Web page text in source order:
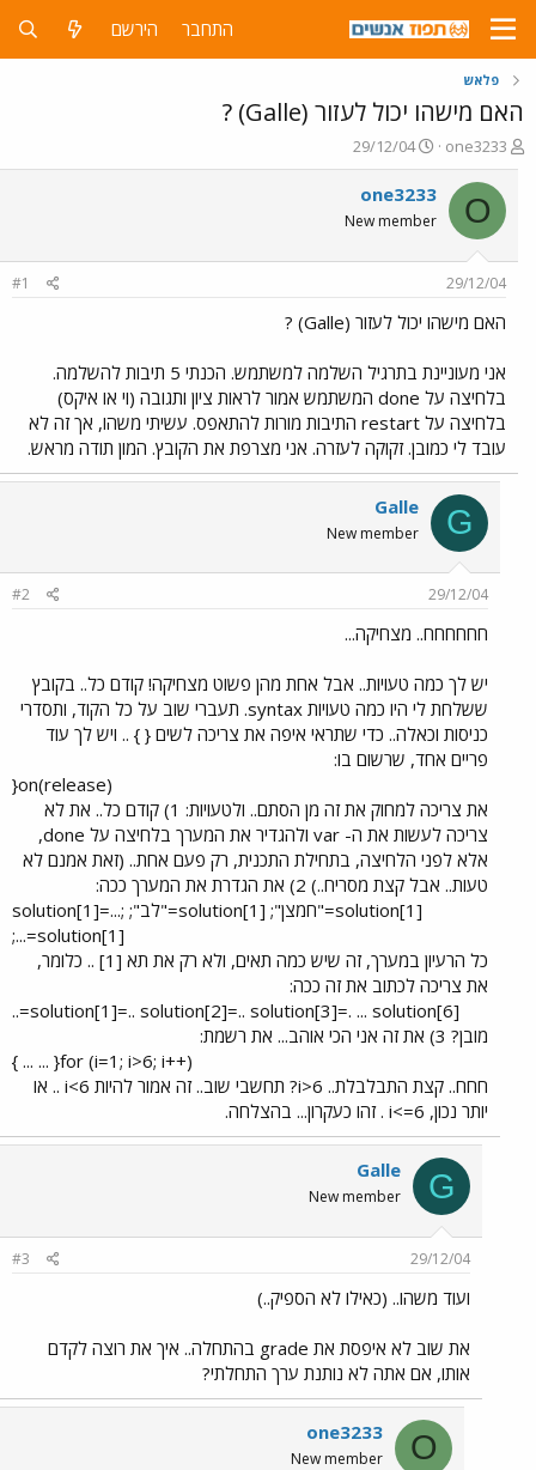
התחבר הירשם
פלאש
האם מישהו יכול לעזור (Galle) ?
פ
ו
ת
ח
ה
ש
א
one3233
פ
ו
ר
ס
ם
ר
29/12/04
O
one3233
New member
29/12/04
#1
האם מישהו יכול לעזור (Galle) ?
אני מעוניינת בתרגיל השלמה למשתמש. הכנתי 5 תיבות להשלמה.
בלחיצה על done המשתמש אמור לראות ציון ותגובה (וי או איקס)
בלחיצה על restart התיבות מורות להתאפס. עשיתי משהו, אך זה לא
עובד לי כמובן. זקוקה לעזרה. אני מצרפת את הקובץ. המון תודה מראש.
G
Galle
New member
29/12/04
#2
חחחחחח.. מצחיקה...
יש לך כמה טעויות.. אבל אחת מהן פשוט מצחיקה! קודם כל.. בקובץ
ששלחת לי היו כמה טעויות syntax. תעברי שוב על כל הקוד, ותסדרי
כניסות וכאלה.. כדי שתראי איפה את צריכה לשים { } .. ויש לך עוד
פריים אחד, שרשום בו:
on(release){​
את צריכה למחוק את זה מן הסתם.. ולטעויות: 1) קודם כל.. את לא
צריכה לעשות את ה- var ולהגדיר את המערך בלחיצה על done,
אלא לפני הלחיצה, בתחילת התכנית, רק פעם אחת.. (זאת אמנם לא
טעות.. אבל קצת מסריח..) 2) את הגדרת את המערך ככה:
solution[1]="חמצן"; solution[1]="לב"; solution[1]=...;
solution[1]=...;​
כל הרעיון במערך, זה שיש כמה תאים, ולא רק את תא [1] .. כלומר,
את צריכה לכתוב את זה ככה:
solution[1]=.. solution[2]=.. solution[3]=. ... solution[6]=..​
מובן? 3) את זה אני הכי אוהב... את רשמת:
for (i=1; i>6; i++){ ... ... }​
חחח.. קצת התבלבלת.. i>6? תחשבי שוב.. זה אמור להיות i<6 .. או
יותר נכון, i<=6 . זהו כעקרון... בהצלחה.
G
Galle
New member
29/12/04
#3
ועוד משהו.. (כאילו לא הספיק..)
את שוב לא איפסת את grade בהתחלה.. איך את רוצה לקדם
אותו, אם אתה לא נותנת ערך התחלתי?
O
one3233
New member